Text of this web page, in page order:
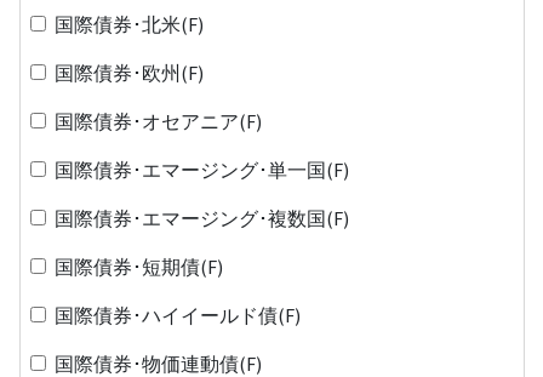
国際債券･北米(F)
国際債券･欧州(F)
国際債券･オセアニア(F)
国際債券･エマージング･単一国(F)
国際債券･エマージング･複数国(F)
国際債券･短期債(F)
国際債券･ハイイールド債(F)
国際債券･物価連動債(F)